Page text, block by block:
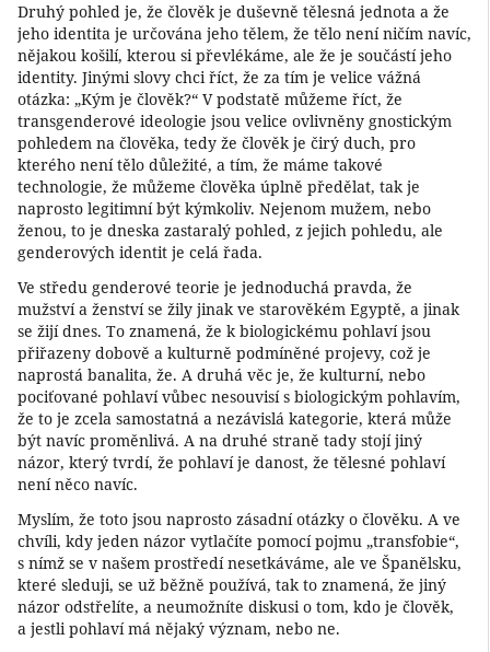
Druhý pohled je, že člověk je duševně tělesná jednota a že
jeho identita je určována jeho tělem, že tělo není ničím navíc,
nějakou košilí, kterou si převlékáme, ale že je součástí jeho
identity. Jinými slovy chci říct, že za tím je velice vážná
otázka: „Kým je člověk?“ V podstatě můžeme říct, že
transgenderové ideologie jsou velice ovlivněny gnostickým
pohledem na člověka, tedy že člověk je čirý duch, pro
kterého není tělo důležité, a tím, že máme takové
technologie, že můžeme člověka úplně předělat, tak je
naprosto legitimní být kýmkoliv. Nejenom mužem, nebo
ženou, to je dneska zastaralý pohled, z jejich pohledu, ale
genderových identit je celá řada.
Ve středu genderové teorie je jednoduchá pravda, že
mužství a ženství se žily jinak ve starověkém Egyptě, a jinak
se žijí dnes. To znamená, že k biologickému pohlaví jsou
přiřazeny dobově a kulturně podmíněné projevy, což je
naprostá banalita, že. A druhá věc je, že kulturní, nebo
pociťované pohlaví vůbec nesouvisí s biologickým pohlavím,
že to je zcela samostatná a nezávislá kategorie, která může
být navíc proměnlivá. A na druhé straně tady stojí jiný
názor, který tvrdí, že pohlaví je danost, že tělesné pohlaví
není něco navíc.
Myslím, že toto jsou naprosto zásadní otázky o člověku. A ve
chvíli, kdy jeden názor vytlačíte pomocí pojmu „transfobie“,
s nímž se v našem prostředí nesetkáváme, ale ve Španělsku,
které sleduji, se už běžně používá, tak to znamená, že jiný
názor odstřelíte, a neumožníte diskusi o tom, kdo je člověk,
a jestli pohlaví má nějaký význam, nebo ne.